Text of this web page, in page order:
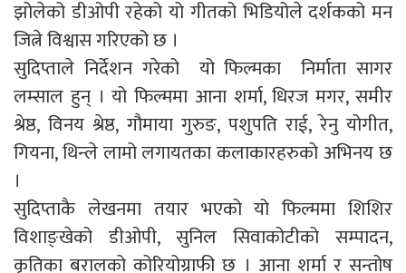
झोलेको डीओपी रहेको यो गीतको भिडियोले दर्शकको मन
जित्ने विश्वास गरिएको छ ।
सुदिप्ताले निर्देशन गरेको यो फिल्मका निर्माता सागर
लम्साल हुन् । यो फिल्ममा आना शर्मा, धिरज मगर, समीर
श्रेष्ठ, विनय श्रेष्ठ, गौमाया गुरुङ, पशुपति राई, रेनु योगीत,
गियना, थिन्ले लामो लगायतका कलाकारहरुको अभिनय छ
।
सुदिप्ताकै लेखनमा तयार भएको यो फिल्ममा शिशिर
विशाङ्खेको डीओपी, सुनिल सिवाकोटीको सम्पादन,
कृतिका बरालको कोरियोग्राफी छ । आना शर्मा र सन्तोष